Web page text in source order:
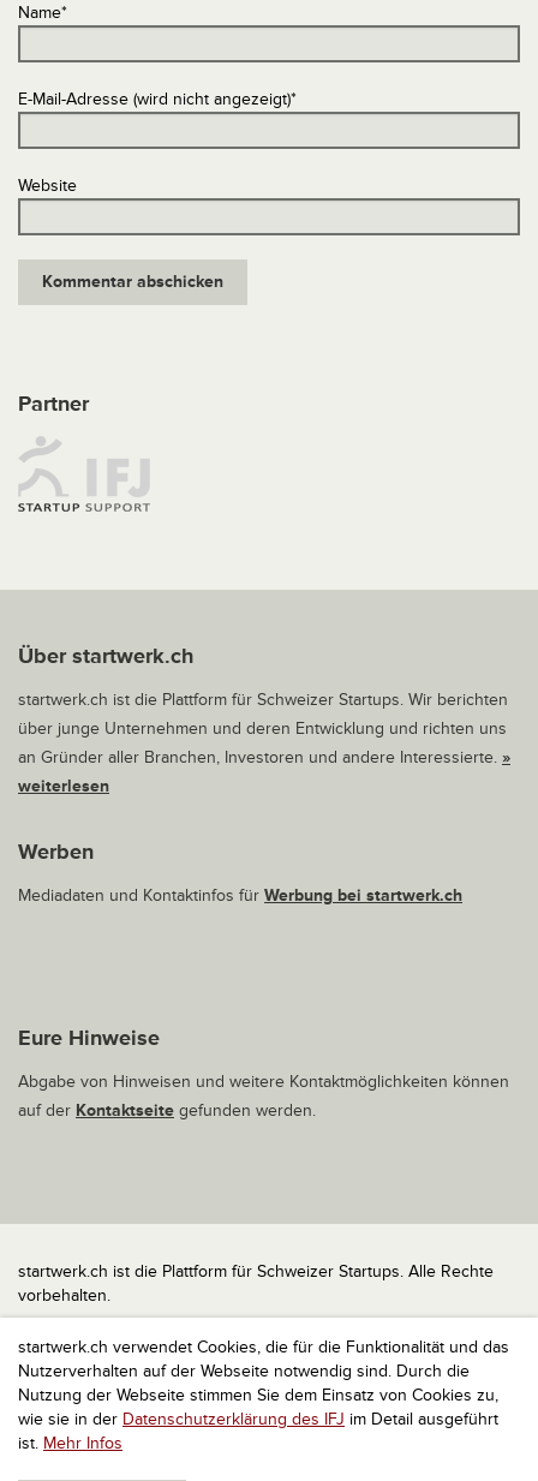
startwerk.ch verwendet Cookies, die für die Funktionalität und das
Nutzerverhalten auf der Webseite notwendig sind. Durch die
Nutzung der Webseite stimmen Sie dem Einsatz von Cookies zu,
wie sie in der Datenschutzerklärung des IFJ im Detail ausgeführt
ist. Mehr Infos
Name*
E-Mail-Adresse (wird nicht angezeigt)*
Website
Partner
Über startwerk.ch
startwerk.ch ist die Plattform für Schweizer Startups. Wir berichten
über junge Unternehmen und deren Entwicklung und richten uns
an Gründer aller Branchen, Investoren und andere Interessierte. »
weiterlesen
Werben
Mediadaten und Kontaktinfos für Werbung bei startwerk.ch
Eure Hinweise
Abgabe von Hinweisen und weitere Kontaktmöglichkeiten können
auf der Kontaktseite gefunden werden.
startwerk.ch ist die Plattform für Schweizer Startups. Alle Rechte
vorbehalten.
Impressum
Kontakt
nach oben